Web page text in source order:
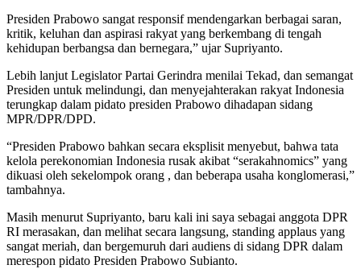
Presiden Prabowo sangat responsif mendengarkan berbagai saran,
kritik, keluhan dan aspirasi rakyat yang berkembang di tengah
kehidupan berbangsa dan bernegara,” ujar Supriyanto.
Lebih lanjut Legislator Partai Gerindra menilai Tekad, dan semangat
Presiden untuk melindungi, dan menyejahterakan rakyat Indonesia
terungkap dalam pidato presiden Prabowo dihadapan sidang
MPR/DPR/DPD.
“Presiden Prabowo bahkan secara eksplisit menyebut, bahwa tata
kelola perekonomian Indonesia rusak akibat “serakahnomics” yang
dikuasi oleh sekelompok orang , dan beberapa usaha konglomerasi,”
tambahnya.
Masih menurut Supriyanto, baru kali ini saya sebagai anggota DPR
RI merasakan, dan melihat secara langsung, standing applaus yang
sangat meriah, dan bergemuruh dari audiens di sidang DPR dalam
merespon pidato Presiden Prabowo Subianto.